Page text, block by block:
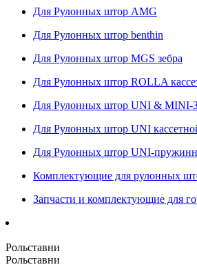
Для Рулонных штор AMG
Для Рулонных штор benthin
Для Рулонных штор MGS зебра
Для Рулонных штор ROLLA
Для Рулонных штор UNI & MINI-
Для Рулонных штор UNI
Для Рулонных штор UNI-
Комплектующие для рулонных
Запчасти и комплектующие для
Рольставни
Рольставни